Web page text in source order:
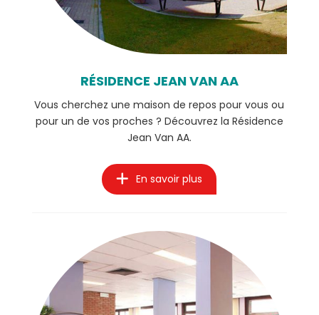
RÉSIDENCE JEAN VAN AA
Vous cherchez une maison de repos pour vous ou
pour un de vos proches ? Découvrez la Résidence
Jean Van AA.
En savoir plus